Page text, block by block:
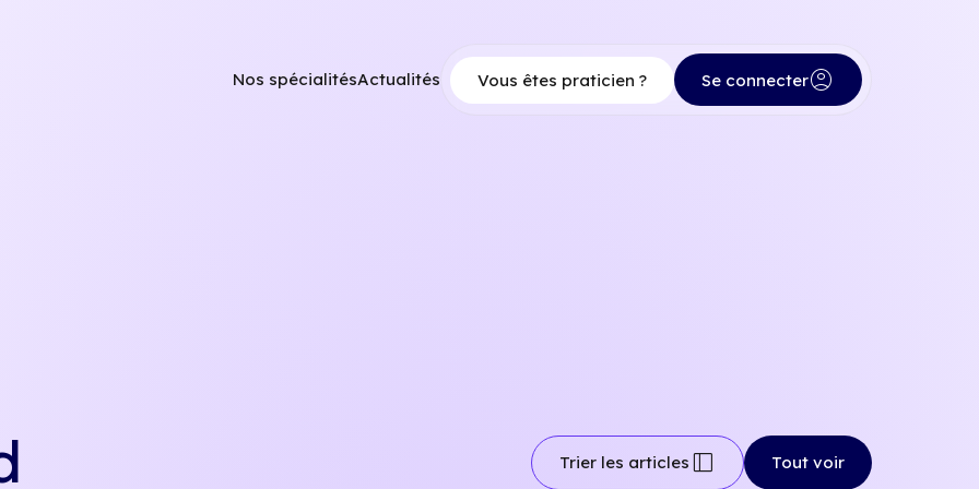
Nos spécialitésActualités Vous êtes praticien ? Se connecteraccount_circle
Trier les articles dock_to_right Tout voir